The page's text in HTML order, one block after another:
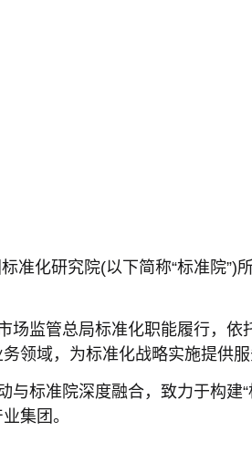
准化研究院(以下简称“标准院
场监管总局标准化职能履行，
领域，为标准化战略实施提供
标准院深度融合，致力于构
集团。​